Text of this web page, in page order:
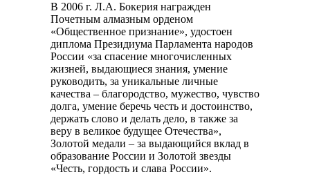
В 2006 г. Л.А. Бокерия награжден
Почетным алмазным орденом
«Общественное признание», удостоен
диплома Президиума Парламента народов
России «за спасение многочисленных
жизней, выдающиеся знания, умение
руководить, за уникальные личные
качества – благородство, мужество, чувство
долга, умение беречь честь и достоинство,
держать слово и делать дело, в также за
веру в великое будущее Отечества»,
Золотой медали – за выдающийся вклад в
образование России и Золотой звезды
«Честь, гордость и слава России».